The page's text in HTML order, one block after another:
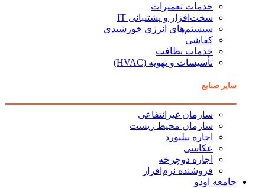
خدمات تعمیرات
سخت‌افزار و پشتیبانی IT
سیستم‌های انرژی خورشیدی
کفاشی
خدمات نظافت
تأسیسات و تهویه (HVAC)
سایر صنایع
سازمان غیرانتفاعی
سازمان محیط زیست
اجاره بیلبورد
عکاسی
اجاره دوچرخه
فروشنده نرم‌افزار
جامعه اودو